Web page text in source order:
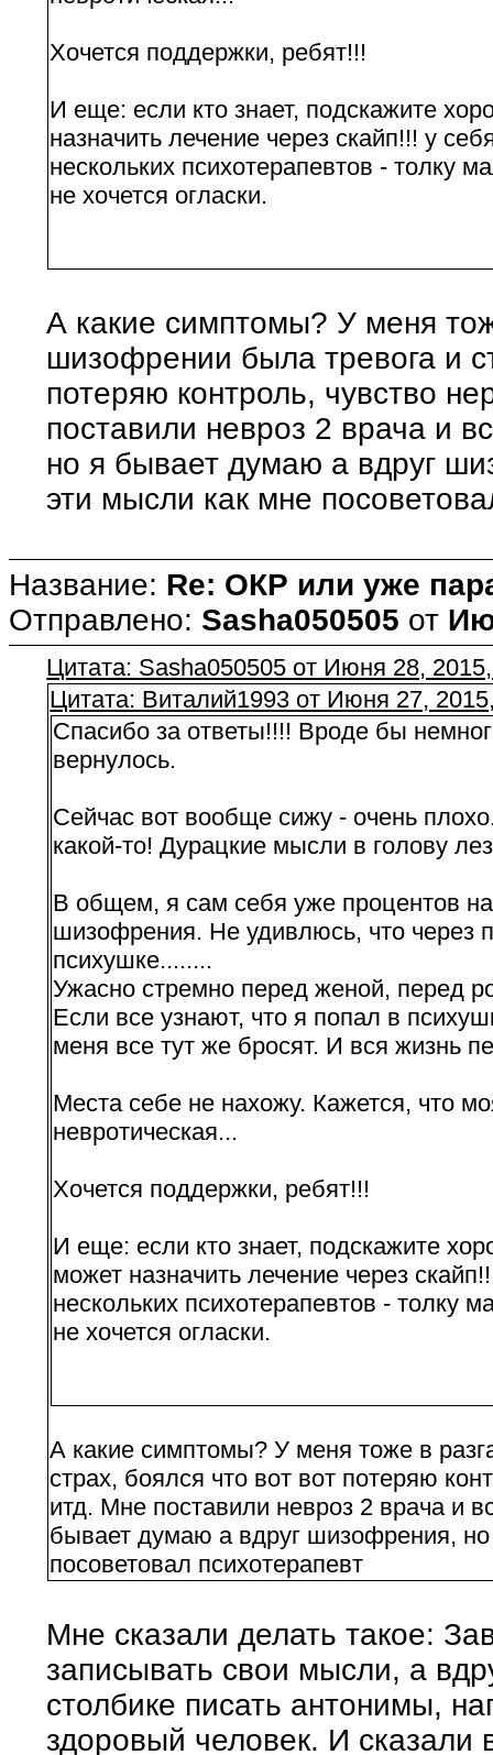
Хочется поддержки, ребят!!!
И еще: если кто знает, подскажите
назначить лечение через скайп!!! у
нескольких психотерапевтов - толку
не хочется огласки.
А какие симптомы? У меня
шизофрении была тревога и
потеряю контроль, чувство
поставили невроз 2 врача и
но я бывает думаю а вдруг
эти мысли как мне
Название: Re: ОКР или уже
Отправлено: Sasha050505 от
Цитата: Sasha050505 от Июня 28,
Цитата: Виталий1993 от Июня 27,
Спасибо за ответы!!!! Вроде бы
вернулось.
Сейчас вот вообще сижу - очень
какой-то! Дурацкие мысли в голову
В общем, я сам себя уже процентов
шизофрения. Не удивлюсь, что через
психушке........
Ужасно стремно перед женой, перед
Если все узнают, что я попал в
меня все тут же бросят. И вся жизнь
Места себе не нахожу. Кажется, что
невротическая...
Хочется поддержки, ребят!!!
И еще: если кто знает, подскажите
может назначить лечение через
нескольких психотерапевтов - толку
не хочется огласки.
А какие симптомы? У меня тоже в
страх, боялся что вот вот потеряю
итд. Мне поставили невроз 2 врача и
бывает думаю а вдруг шизофрения,
посоветовал психотерапевт
Мне сказали делать такое:
записывать свои мысли, а
столбике писать антонимы,
здоровый человек. И сказали